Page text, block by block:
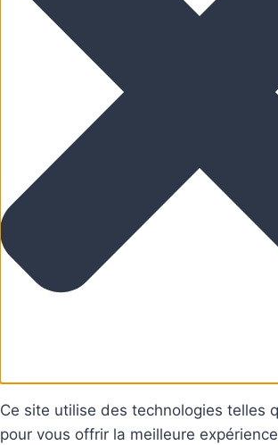
Ce site utilise des technologies telles
pour vous offrir la meilleure